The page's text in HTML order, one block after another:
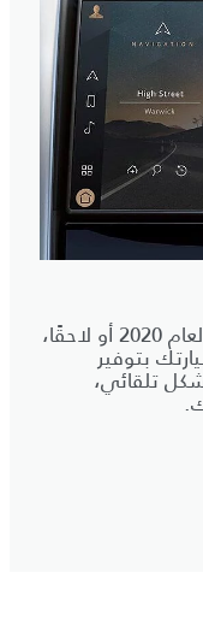
بالنسبة إلى الطرازات المسجّلة في العام 2020 أو لاحقًا،
بتوفير
تلقائي،